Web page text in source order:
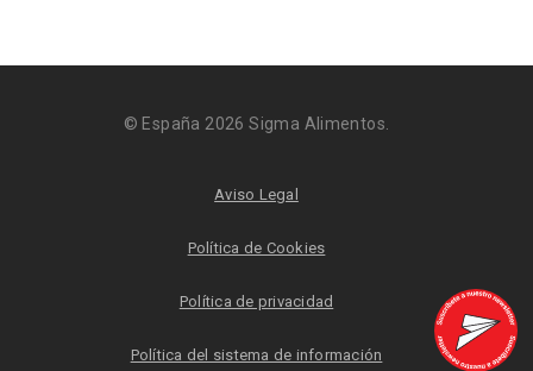
© España 2026 Sigma Alimentos.
Aviso Legal
Política de Cookies
Política de privacidad
Política del sistema de información